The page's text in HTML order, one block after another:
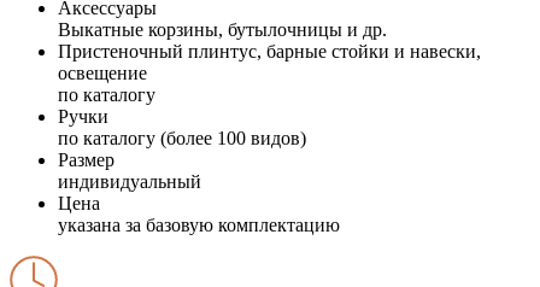
Аксессуары
Выкатные корзины, бутылочницы и др.
Пристеночный плинтус, барные стойки и навески,
освещение
по каталогу
Ручки
по каталогу (более 100 видов)
Размер
индивидуальный
Цена
указана за базовую комплектацию